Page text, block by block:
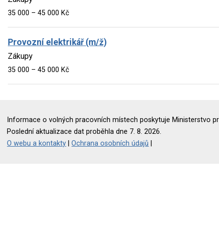
35 000 – 45 000 Kč
Provozní elektrikář (m/ž)
Zákupy
35 000 – 45 000 Kč
Informace o volných pracovních místech poskytuje Ministerstvo
Poslední aktualizace dat proběhla dne 7. 8. 2026.
O webu a kontakty |Ochrana osobních údajů